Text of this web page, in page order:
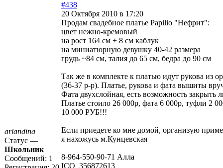
arlandina
Статус —
Школьник
Сообщений: 1
#438
20 Октября 2010 в 17:20
Продам свадебное платье Papilio "Нефрит":
цвет нежно-кремовый
на рост 164 см + 8 см каблук
на миниатюрную девушку 40-42 размера
грудь ~84 см, талия до 65 см, бедра до 90 см
Так же в комплекте к платью идут рукова из
(36-37 р-р). Платье, рукова и фата вышиты
Фата двухслойная, есть возможность закрыть
Платье стоило 26 000р, фата 6 000р, туфли
10 000 РУБ!!!
Если приедете ко мне домой, организую
я нахожусь м.Кунцевская
8-964-550-90-71 Алла
ICQ 356872613